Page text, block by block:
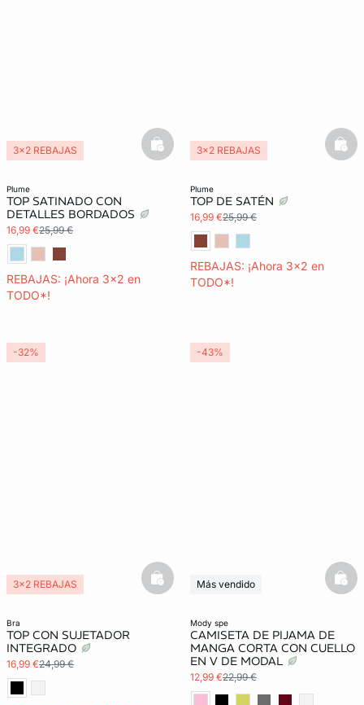
plume
TOP SATINADO CON
DETALLES BORDADOS
16,99 €25,99 €
REBAJAS: ¡Ahora 3x2 en
TODO*!
3x2 REBAJAS basketfull
plume
TOP DE SATÉN
16,99 €25,99 €
REBAJAS: ¡Ahora 3x2 en
TODO*!
3x2 REBAJAS
bra
TOP CON SUJETADOR
INTEGRADO
16,99 €24,99 €
3x2 REBAJAS
basketfull
-32%
mody spe
CAMISETA DE PIJAMA DE
MANGA CORTA CON CUELLO
EN V DE MODAL
12,99 €22,99 €
Más vendido
-43%